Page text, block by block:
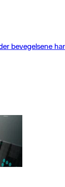
bevegelsene